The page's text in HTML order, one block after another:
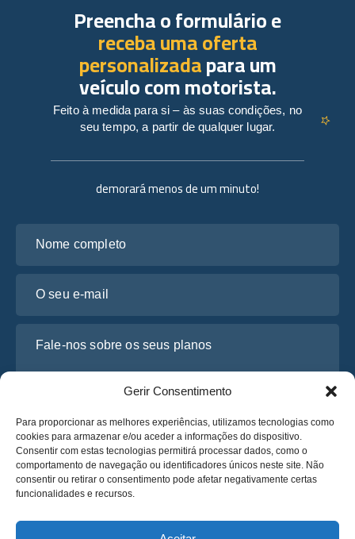
Gerir Consentimento
Para proporcionar as melhores experiências, utilizamos tecnologias como
cookies para armazenar e/ou aceder a informações do dispositivo.
Consentir com estas tecnologias permitirá processar dados, como o
comportamento de navegação ou identificadores únicos neste site. Não
consentir ou retirar o consentimento pode afetar negativamente certas
funcionalidades e recursos.
demorará menos de um minuto!
Li e concordo com a
Obtenha um Orçamento
Preencha o formulário e
receba uma oferta
personalizadapara um
veículo com motorista.
Feito à medida para si – às suas condições, no
seu tempo, a partir de qualquer lugar.